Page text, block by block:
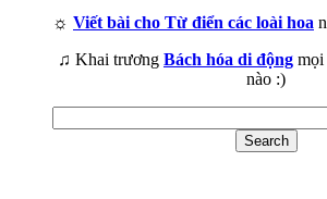
☼ Viết bài cho Từ điển các loài hoa
♫ Khai trương Bách hóa di động mọi
nào :)